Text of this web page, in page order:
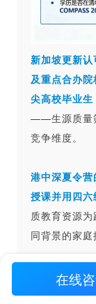
新加坡更新
及重点合办
尖高校毕业
——生源质量
竞争维度。
港中深夏令
授课并用四六
质教育资源
同背景的家庭
美国名校毕
当今时代命
在线